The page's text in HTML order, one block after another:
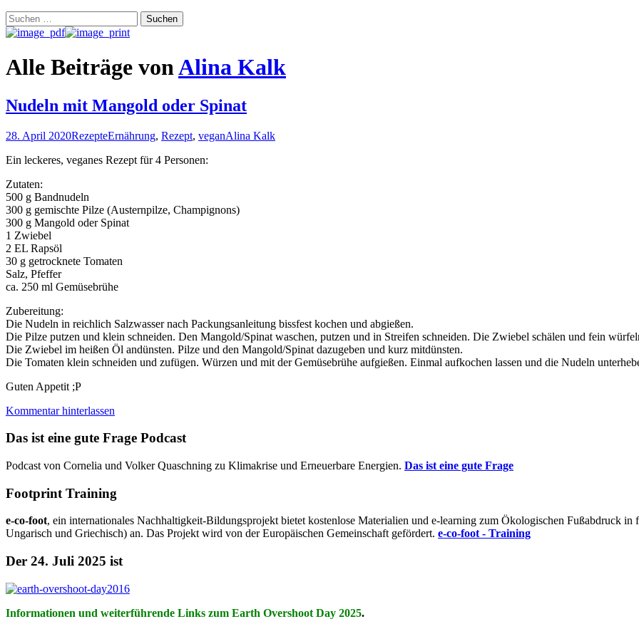
Suchen
nach:
Alle Beiträge vonAlina Kalk
Nudeln mit Mangold oder Spinat
28. April 2020RezepteErnährung, Rezept, veganAlina Kalk
Ein leckeres, veganes Rezept für 4 Personen:
Zutaten:
500 g Bandnudeln
300 g gemischte Pilze (Austernpilze, Champignons)
300 g Mangold oder Spinat
1 Zwiebel
2 EL Rapsöl
30 g getrocknete Tomaten
Salz, Pfeffer
ca. 250 ml Gemüsebrühe
Zubereitung:
Die Nudeln in reichlich Salzwasser nach Packungsanleitung bissfest kochen und abgießen.
Die Pilze putzen und klein schneiden. Den Mangold/Spinat waschen, putzen und in Streifen schneiden. Die Zwiebel schälen und fein
Die Zwiebel im heißen Öl andünsten. Pilze und den Mangold/Spinat dazugeben und kurz mitdünsten.
Die Tomaten klein schneiden und zufügen. Würzen und mit der Gemüsebrühe aufgießen. Einmal aufkochen lassen und die Nudeln
Guten Appetit ;P
Kommentar hinterlassen
Das ist eine gute Frage Podcast
Podcast von Cornelia und Volker Quaschning zu Klimakrise und Erneuerbare Energien. Das ist eine gute Frage
Footprint Training
e-co-foot, ein internationales Nachhaltigkeit-Bildungsprojekt bietet kostenlose Materialien und e-learning zum Ökologischen Fußabdruck in
Ungarisch und Griechisch) an. Das Projekt wird von der Europäischen Gemeinschaft gefördert. e-co-foot - Training
Der 24. Juli 2025 ist
Informationen und weiterführende Links zum Earth Overshoot Day 2025.